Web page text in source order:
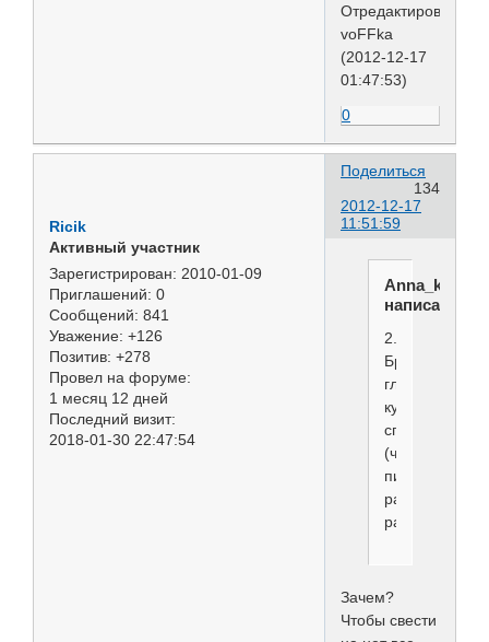
Отредактировано
voFFka
(2012-12-17
01:47:53)
0
Поделиться
134
2012-12-17
11:51:59
Ricik
Активный участник
Зарегистрирован: 2010-01-09
Приглашений: 0
Сообщений: 841
Уважение: +126
Позитив: +278
Провел на форуме:
1 месяц 12 дней
Последний визит:
2018-01-30 22:47:54
Anna_kz
написал(а):
2.
Брызгаю
глисс
кур
спреем
питательный),
расчесываем
расческой.
Зачем?
Чтобы свести